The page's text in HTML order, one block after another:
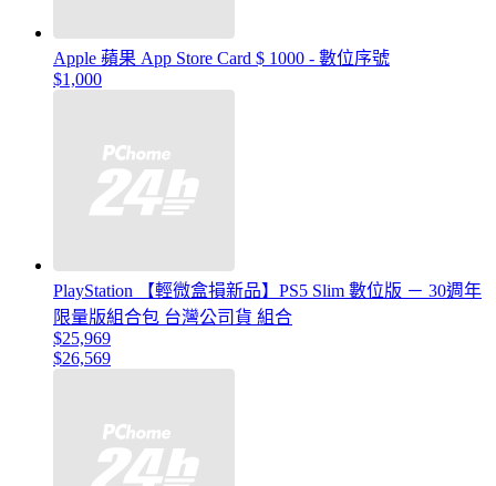
Apple 蘋果 App Store Card $ 1000 - 數位序號
$1,000
PlayStation 【輕微盒損新品】PS5 Slim 數位版 － 30週年
限量版組合包 台灣公司貨 組合
$25,969
$26,569